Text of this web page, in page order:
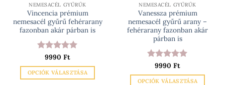
változatok
a
termékoldalon
választhatók
NEMESACÉL GYŰRŰK
Vincencia prémium
nemesacél gyűrű fehérarany
fazonban akár párban is
Értékelés:
/ 5
9990 Ft
OPCIÓK VÁLASZTÁSA
NEMESACÉL GYŰRŰK
Vanessza prémium
nemesacél gyűrű arany –
fehérarany fazonban akár
párban is
Értékelés:
/ 5
9990 Ft
OPCIÓK VÁLASZTÁSA